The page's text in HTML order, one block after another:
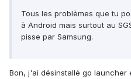
Tous les problèmes que tu
à Android mais surtout au
pisse par Samsung.
Bon, j'ai désinstallé go